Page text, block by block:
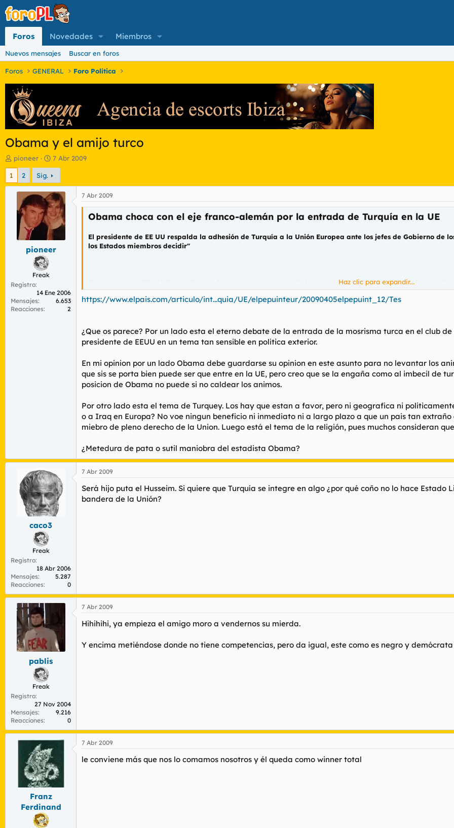
Foros Novedades Miembros
Nuevos mensajes Buscar en foros
Foros GENERAL Foro Política
Obama y el amijo turco
I
n
c
d
d
m
pioneer
F
e
c
h
a
d
e
i
n
i
c
7 Abr 2009
1 2 Sig.
pioneer
Freak
Registro
14 Ene 2006
Mensajes
6.653
Reacciones
2
7 Abr 2009
Obama choca con el eje franco-alemán por la entrada de Turquía en la UE
El presidente de EE UU respalda la adhesión de Turquía a la Unión Europea ante los jefes de Gobierno de
los Estados miembros decidir"
El presidente de EE UU, Barack Obama, ha pedido a los jefes de Gobierno de los Veintisiete que acepten la
de los pocos en los que ha habido fricción durante la Cumbre UE-EE UU celebrada en Praga, ya que el
oposición a la entrada de Turquía en la UE.
dicho este domingo Obama. Sin embargo, varios países europeos se oponen a la idea, como Alemania y
Nicolás Sarkozy, ha vuelto a exponer su opinión desfavorable.
misma que defiende una "inmensa mayoría" de los estados de la UE. "Yo trabajo codo con codo con Barack
decidir", ha añadido el presidente de Francia.
Por su parte, la canciller alemana, Angela Merkel, ha asegurado que estrechar los vínculos entre la UE y el
señalado que no está clara cuál será la forma de conexión entre Bruselas y Ankara en los <acronym
forma de relación privilegiada, la fórmula que defienden los conservadores franceses y alemanes para resolver
Haz clic para expandir...
https://www.elpais.com/articulo/int...quia/UE/elpepuinteur/20090405elpepuint_12/Tes
¿Que os parece? Por un lado esta el eterno debate de la entrada de la mosrisma turca en el club
presidente de EEUU en un tema tan sensible en politica exterior.
En mi opinion por un lado Obama debe guardarse su opinion en este asunto para no levantar los
que sis se porta bien puede ser que entre en la UE, pero creo que se la engaña como al imbecil de
posicion de Obama no puede si no caldear los animos.
Por otro lado esta el tema de Turquey. Los hay que estan a favor, pero ni geografica ni
o a Iraq en Europa? No voe ningun beneficio ni inmediato ni a largo plazo a que un pais tan
miebro de pleno derecho de la Union. Luego está el tema de la religión, pues muchos consideran
¿Metedura de pata o sutil maniobra del estadista Obama?
caco3
Freak
Registro
18 Abr 2006
Mensajes
5.287
Reacciones
0
7 Abr 2009
Será hijo puta el Husseim. Si quiere que Turquía se integre en algo ¿por qué coño no lo hace
bandera de la Unión?
pablis
Freak
Registro
27 Nov 2004
Mensajes
9.216
Reacciones
0
7 Abr 2009
Hihihihi, ya empieza el amigo moro a vendernos su mierda.
Y encima metiéndose donde no tiene competencias, pero da igual, este como es negro y
Franz
Ferdinand
7 Abr 2009
le conviene más que nos lo comamos nosotros y él queda como winner total